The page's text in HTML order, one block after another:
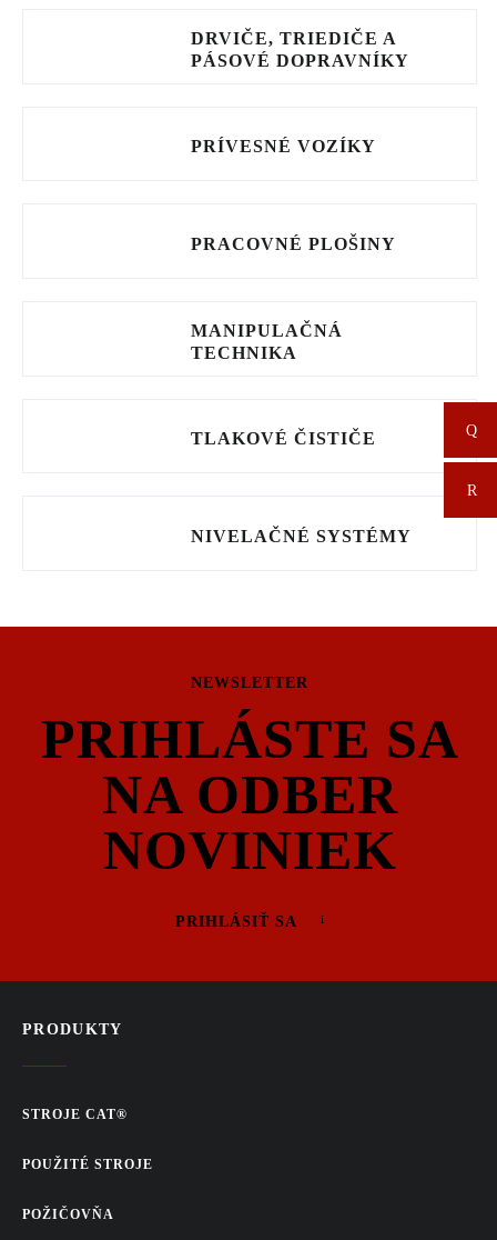
DRVIČE, TRIEDIČE A
PÁSOVÉ DOPRAVNÍKY
PRÍVESNÉ VOZÍKY
PRACOVNÉ PLOŠINY
MANIPULAČNÁ
TECHNIKA
TLAKOVÉ ČISTIČE
NIVELAČNÉ SYSTÉMY
NEWSLETTER
PRIHLÁSTE SA
NA ODBER
NOVINIEK
PRIHLÁSIŤ SA
PRODUKTY
STROJE CAT®
POUŽITÉ STROJE
POŽIČOVŇA